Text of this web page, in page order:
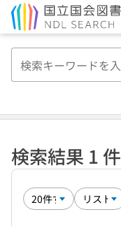
検索結果 1 件